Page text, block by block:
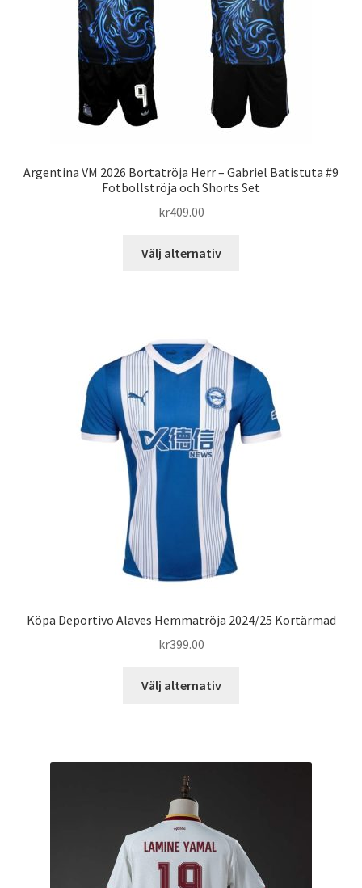
på
produktsidan
Argentina VM 2026 Bortatröja Herr – Gabriel Batistuta #9
Fotbollströja och Shorts Set
kr409.00
Välj alternativ
De
olika
alternativen
kan
väljas
Köpa Deportivo Alaves Hemmatröja 2024/25 Kortärmad
kr399.00
Välj alternativ
kan
väljas